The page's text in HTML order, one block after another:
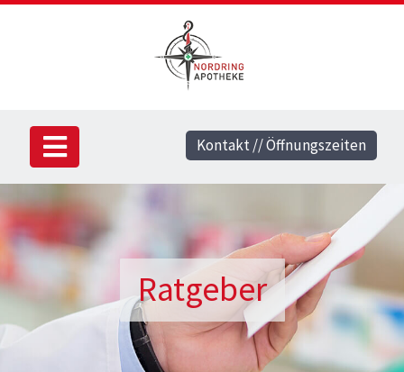
Ratgeber
Kontakt // Öffnungszeiten